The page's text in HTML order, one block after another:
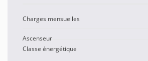
Charges mensuelles
Ascenseur
Classe énergétique